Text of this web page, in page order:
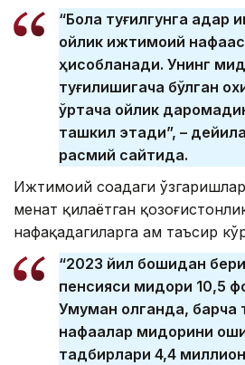
“Бола туғилгунга қадар
ойлик ижтимоий
ҳисобланади. Унинг
туғилишигача бўлган
ўртача ойлик
ташкил этади”, –
расмий сайтида.
Ижтимоий соҳадаги
меҳнат қилаётган
нафақадагиларга ҳам таъсир
“2023 йил бошидан
пенсияси миқдори 10,5
Умуман олганда, барча
нафақалар миқдорини
тадбирлари 4,4 миллион